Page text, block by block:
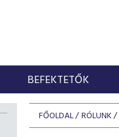
BEFEKTETŐK
FŐOLDAL RÓLUNK